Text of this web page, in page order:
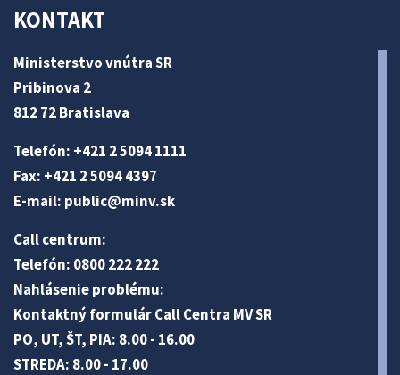
KONTAKT
Ministerstvo vnútra SR
Pribinova 2
812 72 Bratislava
Telefón: +421 2 5094 1111
Fax: +421 2 5094 4397
E-mail: public@minv.sk
Call centrum:
Telefón: 0800 222 222
Nahlásenie problému:
Kontaktný formulár Call Centra MV SR
PO, UT, ŠT, PIA: 8.00 - 16.00
STREDA: 8.00 - 17.00